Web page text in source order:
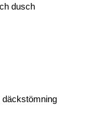
dusch
däckstömning